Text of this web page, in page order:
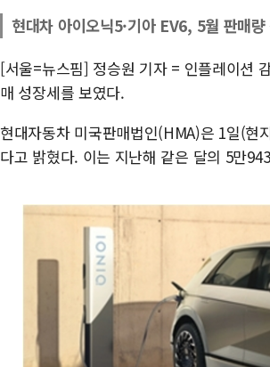
현대차 아이오닉5·기아 EV6, 5월 판매
[서울=뉴스핌] 정승원 기자 = 인플레이션
매 성장세를 보였다.
현대자동차 미국판매법인(HMA)은 1일(현
다고 밝혔다. 이는 지난해 같은 달의 5만